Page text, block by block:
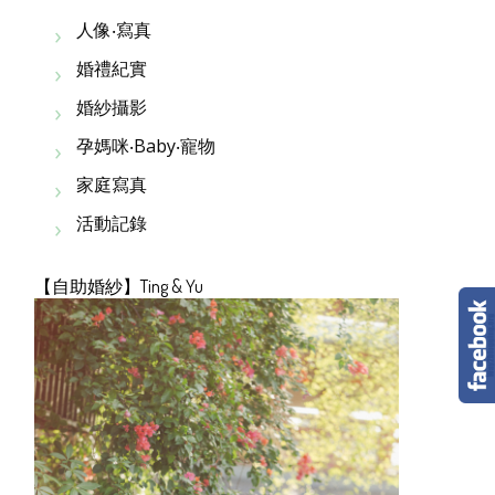
人像‧寫真
婚禮紀實
婚紗攝影
孕媽咪‧Baby‧寵物
家庭寫真
活動記錄
【自助婚紗】Ting & Yu